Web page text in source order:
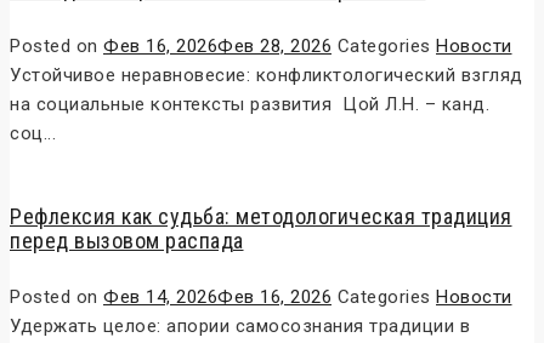
Posted on Фев 16, 2026Фев 28, 2026 Categories Новости
Устойчивое неравновесие: конфликтологический взгляд
на социальные контексты развития Цой Л.Н. – канд.
соц...
Рефлексия как судьба: методологическая традиция
перед вызовом распада
Posted on Фев 14, 2026Фев 16, 2026 Categories Новости
Удержать целое: апории самосознания традиции в